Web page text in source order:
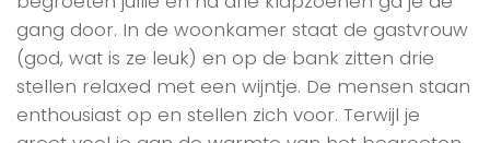
gang door. In de woonkamer staat de gastvrouw
(god, wat is ze leuk) en op de bank zitten drie
stellen relaxed met een wijntje. De mensen staan
enthousiast op en stellen zich voor. Terwijl je